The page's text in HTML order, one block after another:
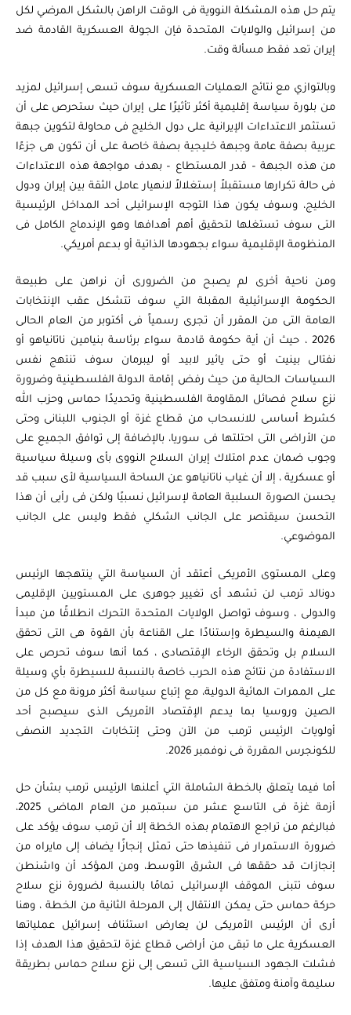
يتم حل هذه المشكلة النووية فى الوقت الراهن بالشكل المرضي لكل
من إسرائيل والولايات المتحدة فإن الجولة العسكرية القادمة ضد
إيران تعد فقط مسألة وقت.
وبالتوازي مع نتائج العمليات العسكرية سوف تسعى إسرائيل لمزيد
من بلورة سياسة إقليمية أكثر تأثيرًا على إيران حيث ستحرص على أن
تستثمر الاعتداءات الإيرانية على دول الخليج فى محاولة لتكوين جبهة
عربية بصفة عامة وجبهة خليجية بصفة خاصة على أن تكون هى جزءًا
من هذه الجبهة – قدر المستطاع – بهدف مواجهة هذه الاعتداءات
فى حالة تكرارها مستقبلاً إستغلالاً لانهيار عامل الثقة بين إيران ودول
الخليج، وسوف يكون هذا التوجه الإسرائيلى أحد المداخل الرئيسية
التى سوف تستغلها لتحقيق أهم أهدافها وهو الإندماج الكامل فى
المنظومة الإقليمية سواء بجهودها الذاتية أو بدعم أمريكي.
ومن ناحية أخرى لم يصبح من الضرورى أن نراهن على طبيعة
الحكومة الإسرائيلية المقبلة التي سوف تتشكل عقب الإنتخابات
العامة التى من المقرر أن تجرى رسمياً فى أكتوبر من العام الحالى
2026 ، حيث أن أية حكومة قادمة سواء برئاسة بنيامين ناتانياهو أو
نفتالى بينيت أو حتى يائير لابيد أو ليبرمان سوف تنتهج نفس
السياسات الحالية من حيث رفض إقامة الدولة الفلسطينية وضرورة
نزع سلاح فصائل المقاومة الفلسطينية وتحديدًا حماس وحزب الله
كشرط أساسى للانسحاب من قطاع غزة أو الجنوب اللبنانى وحتى
من الأراضى التى احتلتها فى سوريا، بالإضافة إلى توافق الجميع على
وجوب ضمان عدم امتلاك إيران السلاح النووى بأى وسيلة سياسية
أو عسكرية ، إلا أن غياب ناتانياهو عن الساحة السياسية لأى سبب قد
يحسن الصورة السلبية العامة لإسرائيل نسبيًا ولكن فى رأيى أن هذا
التحسن سيقتصر على الجانب الشكلي فقط وليس على الجانب
الموضوعي.
وعلى المستوى الأمريكى أعتقد أن السياسة التي ينتهجها الرئيس
دونالد ترمب لن تشهد أى تغيير جوهرى على المستويين الإقليمى
والدولى ، وسوف تواصل الولايات المتحدة التحرك انطلاقًا من مبدأ
الهيمنة والسيطرة وإستنادًا على القناعة بأن القوة هى التى تحقق
السلام بل وتحقق الرخاء الإقتصادى ، كما أنها سوف تحرص على
الاستفادة من نتائج هذه الحرب خاصة بالنسبة للسيطرة بأي وسيلة
على الممرات المائية الدولية، مع إتباع سياسة أكثر مرونة مع كل من
الصين وروسيا بما يدعم الإقتصاد الأمريكى الذى سيصبح أحد
أولويات الرئيس ترمب من الآن وحتى إنتخابات التجديد النصفى
للكونجرس المقررة فى نوفمبر 2026.
أما فيما يتعلق بالخطة الشاملة التي أعلنها الرئيس ترمب بشأن حل
أزمة غزة فى التاسع عشر من سبتمبر من العام الماضى 2025،
فبالرغم من تراجع الاهتمام بهذه الخطة إلا أن ترمب سوف يؤكد على
ضرورة الاستمرار فى تنفيذها حتى تمثل إنجازًا يضاف إلى مايراه من
إنجازات قد حققها فى الشرق الأوسط، ومن المؤكد أن واشنطن
سوف تتبنى الموقف الإسرائيلى تمامًا بالنسبة لضرورة نزع سلاح
حركة حماس حتى يمكن الانتقال إلى المرحلة الثانية من الخطة ، وهنا
أرى أن الرئيس الأمريكى لن يعارض استئناف إسرائيل عملياتها
العسكرية على ما تبقى من أراضى قطاع غزة لتحقيق هذا الهدف إذا
فشلت الجهود السياسية التى تسعى إلى نزع سلاح حماس بطريقة
سليمة وآمنة ومتفق عليها.